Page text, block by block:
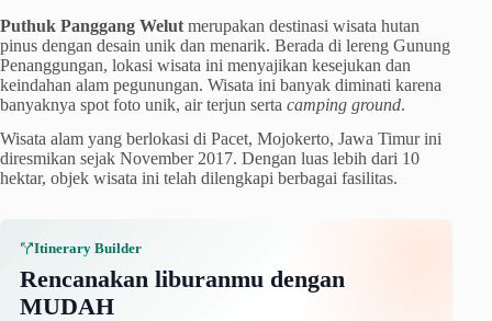
Puthuk Panggang Welut merupakan destinasi wisata hutan
pinus dengan desain unik dan menarik. Berada di lereng Gunung
Penanggungan, lokasi wisata ini menyajikan kesejukan dan
keindahan alam pegunungan. Wisata ini banyak diminati karena
banyaknya spot foto unik, air terjun serta camping ground.
Wisata alam yang berlokasi di Pacet, Mojokerto, Jawa Timur ini
diresmikan sejak November 2017. Dengan luas lebih dari 10
hektar, objek wisata ini telah dilengkapi berbagai fasilitas.
Itinerary Builder
Rencanakan liburanmu dengan
MUDAH